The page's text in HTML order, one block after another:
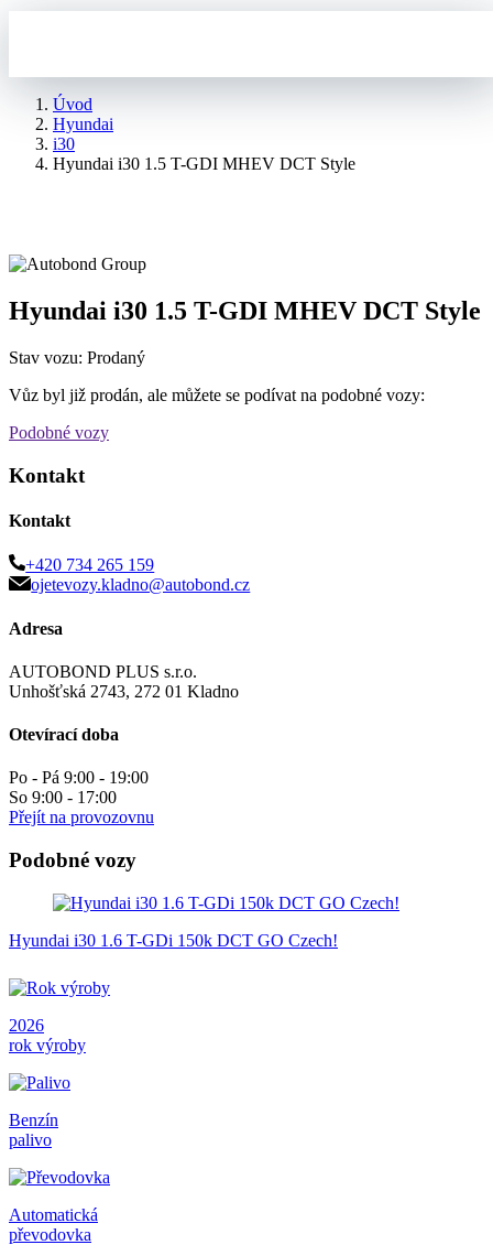
Úvod
Hyundai
i30
Hyundai i30 1.5 T-GDI MHEV DCT Style
Hyundai i30 1.5 T-GDI MHEV DCT Style
Stav vozu: Prodaný
Vůz byl již prodán, ale můžete se podívat na podobné vozy:
Podobné vozy
Kontakt
Kontakt
+420 734 265 159
ojetevozy.kladno@autobond.cz
Adresa
AUTOBOND PLUS s.r.o.
Unhošťská 2743, 272 01 Kladno
Otevírací doba
Po - Pá 9:00 - 19:00
So 9:00 - 17:00
Přejít na provozovnu
Podobné vozy
Hyundai i30 1.6 T-GDi 150k DCT GO Czech!
2026
rok výroby
Benzín
palivo
Automatická
převodovka